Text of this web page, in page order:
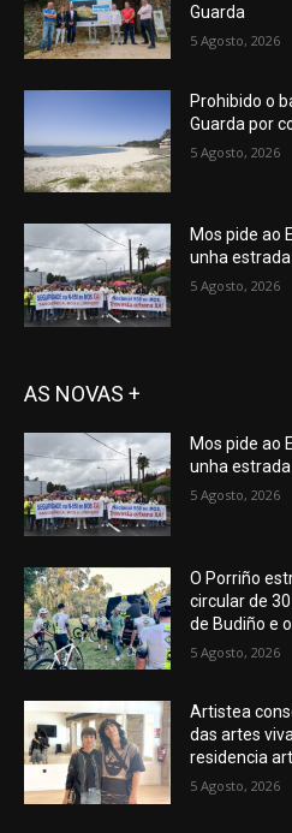
Guarda
5 Agosto, 2026
Prohibido o
Guarda por
5 Agosto, 2026
Mos pide ao
unha estrada
5 Agosto, 2026
AS NOVAS +
Mos pide ao
unha estrada
5 Agosto, 2026
O Porriño
circular de
de Budiño e
5 Agosto, 2026
Artistea
das artes
residencia
5 Agosto, 2026